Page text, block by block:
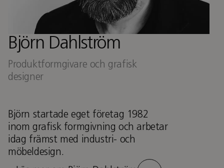
Björn Dahlström
Produktformgivare och grafisk
designer
Björn startade eget företag 1982
inom grafisk formgivning och arbetar
idag främst med industri- och
möbeldesign.